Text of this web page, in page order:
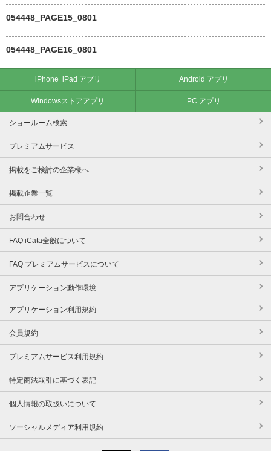
054448_PAGE15_0801
054448_PAGE16_0801
iPhone･iPad アプリ Android アプリ
Windowsストアアプリ PC アプリ
ショールーム検索
プレミアムサービス
掲載をご検討の企業様へ
掲載企業一覧
お問合わせ
FAQ iCata全般について
FAQ プレミアムサービスについて
アプリケーション動作環境
アプリケーション利用規約
会員規約
プレミアムサービス利用規約
特定商法取引に基づく表記
個人情報の取扱いについて
ソーシャルメディア利用規約